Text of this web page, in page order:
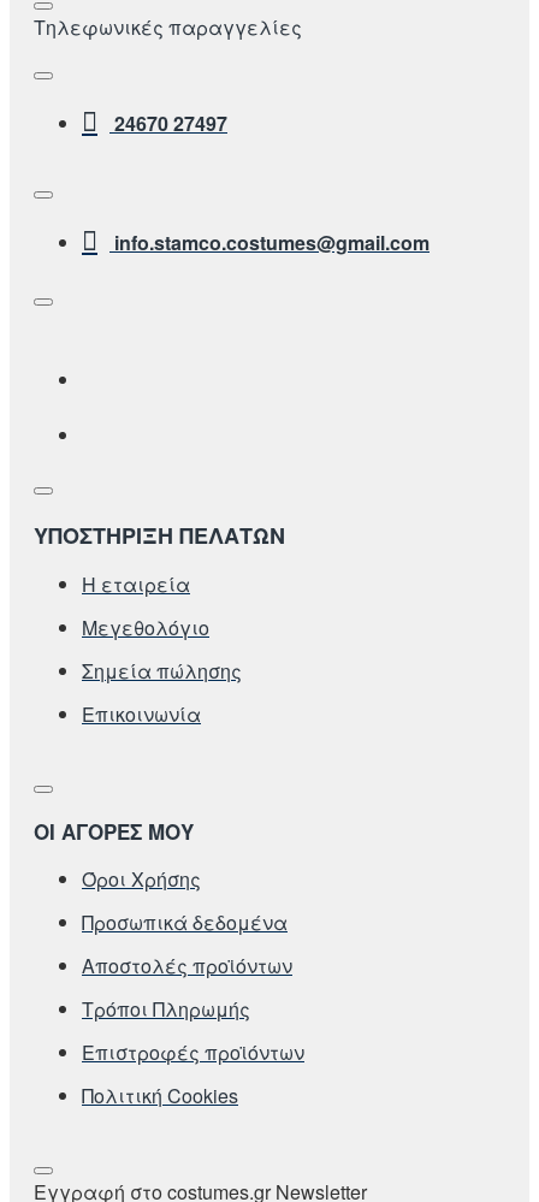
Τηλεφωνικές παραγγελίες
24670 27497
info.stamco.costumes@gmail.com
ΥΠΟΣΤΗΡΙΞΗ ΠΕΛΑΤΩΝ
Η εταιρεία
Μεγεθολόγιο
Σημεία πώλησης
Επικοινωνία
ΟΙ ΑΓΟΡΕΣ ΜΟΥ
Όροι Χρήσης
Προσωπικά δεδομένα
Αποστολές προϊόντων
Τρόποι Πληρωμής
Επιστροφές προϊόντων
Πολιτική Cookies
Εγγραφή στο costumes.gr Newsletter